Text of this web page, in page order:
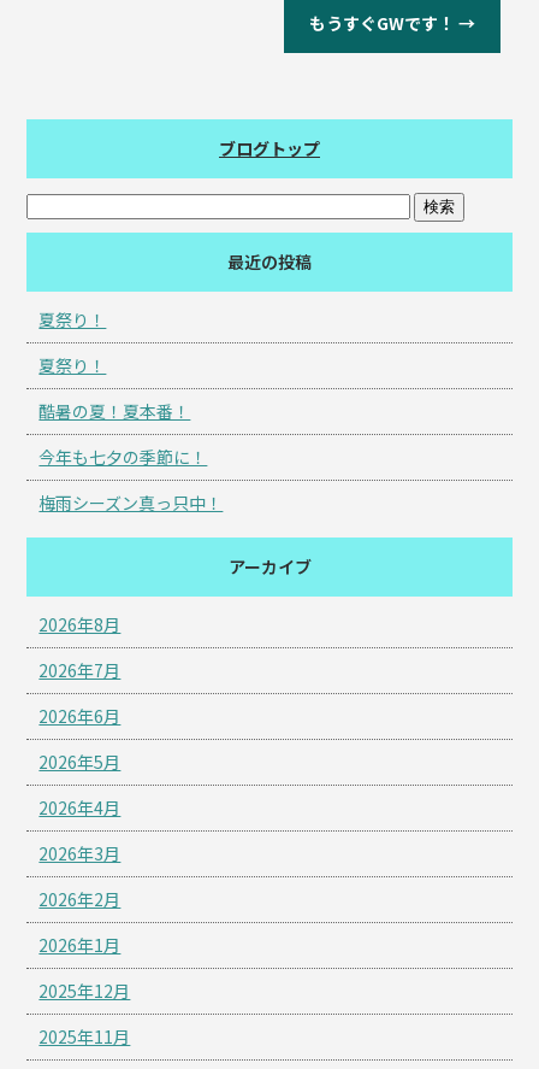
もうすぐGWです！ →
ブログトップ
最近の投稿
夏祭り！
夏祭り！
酷暑の夏！夏本番！
今年も七夕の季節に！
梅雨シーズン真っ只中！
アーカイブ
2026年8月
2026年7月
2026年6月
2026年5月
2026年4月
2026年3月
2026年2月
2026年1月
2025年12月
2025年11月